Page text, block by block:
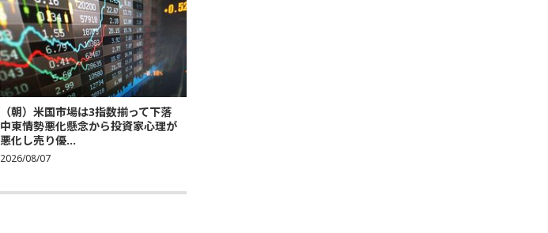
（朝）米国市場は3指数揃って下落
中東情勢悪化懸念から投資家心理が
悪化し売り優...
2026/08/07